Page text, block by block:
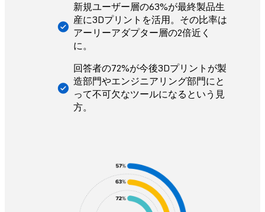
新規ユーザー層の63%が最終製品生
産に3Dプリントを活用。その比率は
アーリーアダプター層の2倍近く
に。
回答者の72%が今後3Dプリントが製
造部門やエンジニアリング部門にと
って不可欠なツールになるという見
方。